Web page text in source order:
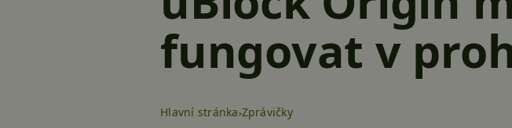
fungovat v
Hlavní stránka Zprávičky